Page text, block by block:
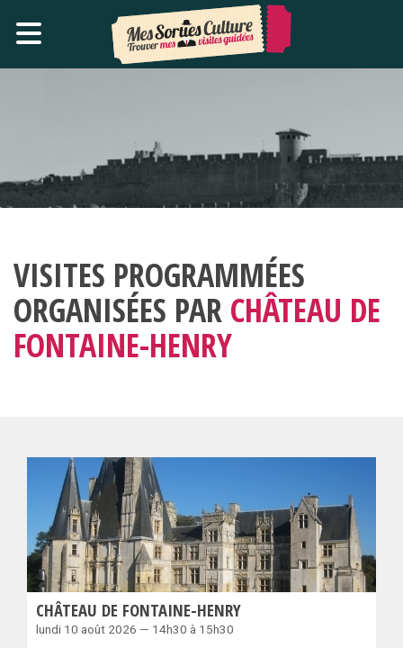
VISITES PROGRAMMÉES
ORGANISÉES PAR CHÂTEAU DE
FONTAINE-HENRY
CHÂTEAU DE FONTAINE-HENRY
lundi 10 août 2026 — 14h30 à 15h30